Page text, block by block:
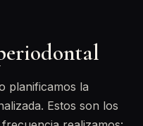
planificamos la
Estos son los